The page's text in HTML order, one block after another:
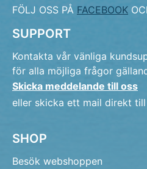
FÖLJ OSS PÅ FACEBOOK
SUPPORT
Kontakta vår vänliga
för alla möjliga frågor
Skicka meddelande till oss
eller skicka ett mail direkt till
SHOP
Besök webshoppen